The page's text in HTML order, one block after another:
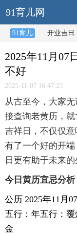
91育儿网
91育儿 开业吉日
2025年11月07
不好
2025-11-07 16:47:23
从古至今，大家
接查询老黄历，
吉祥日，不仅仅
有了一个好的开
日更有助于未来
今日黄历宜忌分析
公历 2025年11月
五行：年五行：
金